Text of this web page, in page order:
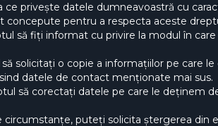
ce privește datele dumneavoastră cu
concepute pentru a respecta aceste
să fiți informat cu privire la modul în
solicitați o copie a informațiilor pe care
datele de contact menționate mai sus.
să corectați datele pe care le deținem
puteți solicita ștergerea din